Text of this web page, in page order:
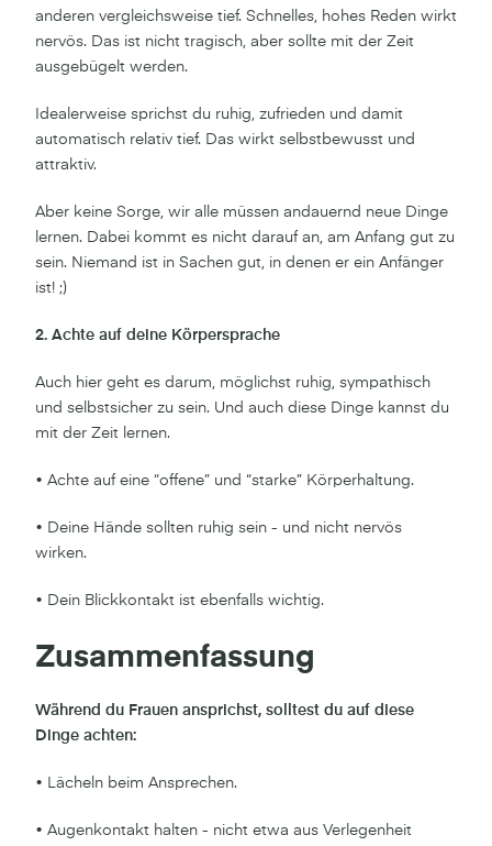
anderen vergleichsweise tief. Schnelles, hohes Reden wirkt
nervös. Das ist nicht tragisch, aber sollte mit der Zeit
ausgebügelt werden.
Idealerweise sprichst du ruhig, zufrieden und damit
automatisch relativ tief. Das wirkt selbstbewusst und
attraktiv.
Aber keine Sorge, wir alle müssen andauernd neue Dinge
lernen. Dabei kommt es nicht darauf an, am Anfang gut zu
sein. Niemand ist in Sachen gut, in denen er ein Anfänger
ist! ;)
2. Achte auf deine Körpersprache
Auch hier geht es darum, möglichst ruhig, sympathisch
und selbstsicher zu sein. Und auch diese Dinge kannst du
mit der Zeit lernen.
• Achte auf eine “offene” und “starke” Körperhaltung.
• Deine Hände sollten ruhig sein - und nicht nervös
wirken.
• Dein Blickkontakt ist ebenfalls wichtig.
Zusammenfassung
Während du Frauen ansprichst, solltest du auf diese
Dinge achten:
• Lächeln beim Ansprechen.
• Augenkontakt halten - nicht etwa aus Verlegenheit